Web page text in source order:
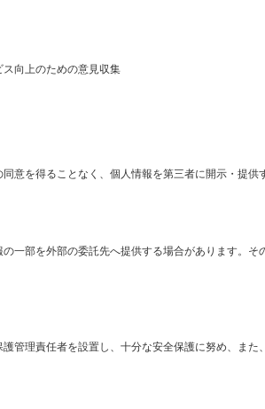
ス向上のための意見収集
意を得ることなく、個人情報を第三者に開示・提供
一部を外部の委託先へ提供する場合があります。そ
管理責任者を設置し、十分な安全保護に努め、ま